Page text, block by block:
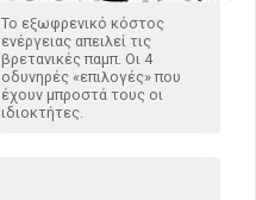
Το εξωφρενικό κόστος
ενέργειας απειλεί τις
βρετανικές παμπ. Οι 4
οδυνηρές «επιλογές» που
έχουν μπροστά τους οι
ιδιοκτήτες.